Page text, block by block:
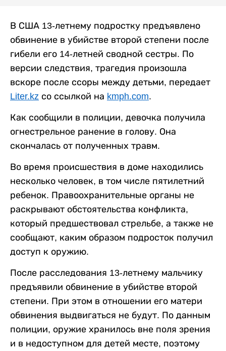
В США 13-летнему подростку предъявлено
обвинение в убийстве второй степени после
гибели его 14-летней сводной сестры. По
версии следствия, трагедия произошла
вскоре после ссоры между детьми, передает
Liter.kz со ссылкой на kmph.com.
Как сообщили в полиции, девочка получила
огнестрельное ранение в голову. Она
скончалась от полученных травм.
Во время происшествия в доме находились
несколько человек, в том числе пятилетний
ребенок. Правоохранительные органы не
раскрывают обстоятельства конфликта,
который предшествовал стрельбе, а также не
сообщают, каким образом подросток получил
доступ к оружию.
После расследования 13-летнему мальчику
предъявили обвинение в убийстве второй
степени. При этом в отношении его матери
обвинения выдвигаться не будут. По данным
полиции, оружие хранилось вне поля зрения
и в недоступном для детей месте, поэтому